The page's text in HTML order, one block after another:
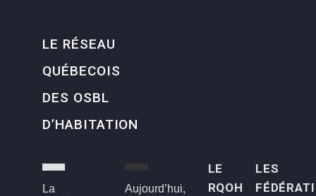
LE RÉSEAU
QUÉBECOIS
DES OSBL
D’HABITATION
La
Aujourd’hui,
LE
RQOH
LES